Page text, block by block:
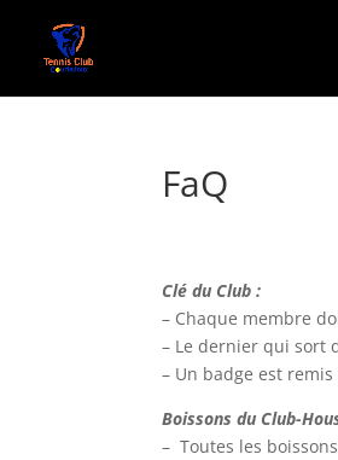
FaQ
Clé du Club :
– Chaque membre
– Le dernier qui sort
– Un badge est
Boissons du Club-
– Toutes les